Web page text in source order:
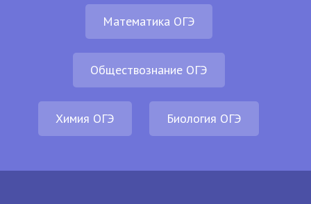
Математика ОГЭ
Обществознание ОГЭ
Химия ОГЭ Биология ОГЭ